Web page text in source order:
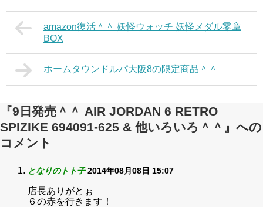
amazon復活＾＾ 妖怪ウォッチ 妖怪メダル零章
BOX
ホームタウンドルパ大阪8の限定商品＾＾
『9日発売＾＾ AIR JORDAN 6 RETRO
SPIZIKE 694091-625 & 他いろいろ＾＾』への
コメント
となりのトト子 2014年08月08日 15:07
店長ありがとぉ
６の赤を行きます！